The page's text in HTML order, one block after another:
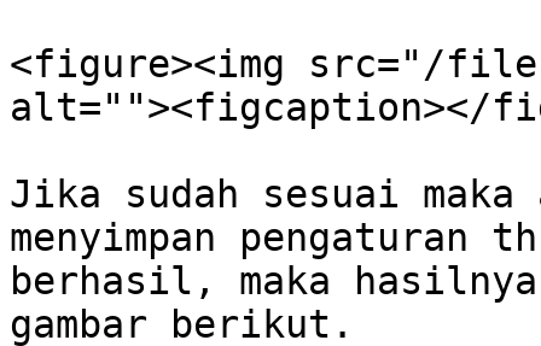
<figure><img src="/files/
alt=""><figcaption></
Jika sudah sesuai
menyimpan
berhasil, maka
gambar berikut.